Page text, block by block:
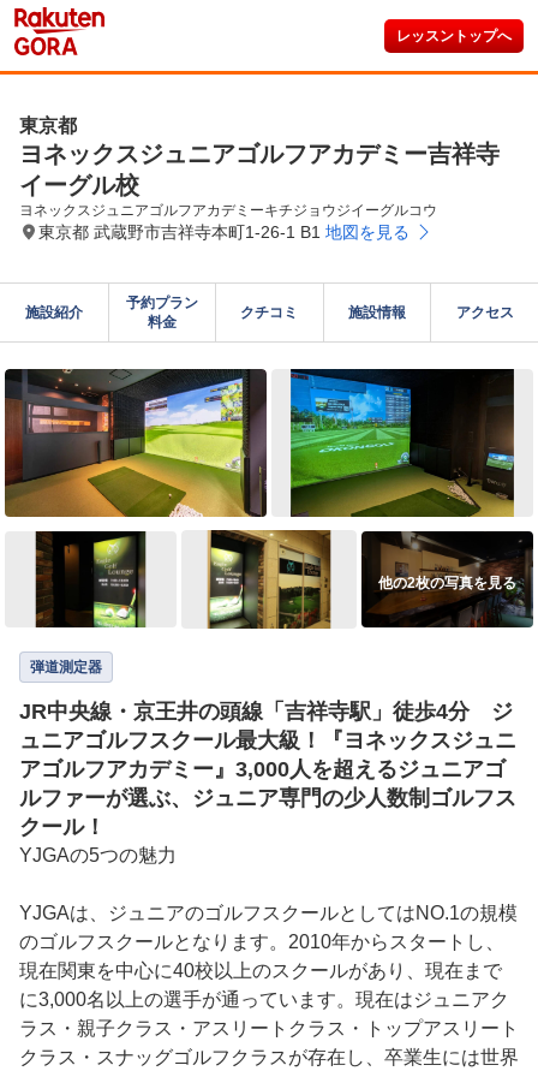
レッスントップへ
東京都
ヨネックスジュニアゴルフアカデミー吉祥寺
イーグル校
ヨネックスジュニアゴルフアカデミーキチジョウジイーグルコウ
東京都 武蔵野市吉祥寺本町1-26-1 B1 地図を見る
施設紹介
予約プラン
料金
クチコミ 施設情報 アクセス
他の2枚の写真を見る
弾道測定器
JR中央線・京王井の頭線「吉祥寺駅」徒歩4分 ジ
ュニアゴルフスクール最大級！『ヨネックスジュニ
アゴルフアカデミー』3,000人を超えるジュニアゴ
ルファーが選ぶ、ジュニア専門の少人数制ゴルフス
クール！
YJGAの5つの魅力
YJGAは、ジュニアのゴルフスクールとしてはNO.1の規模
のゴルフスクールとなります。2010年からスタートし、
現在関東を中心に40校以上のスクールがあり、現在まで
に3,000名以上の選手が通っています。現在はジュニアク
ラス・親子クラス・アスリートクラス・トップアスリート
クラス・スナッグゴルフクラスが存在し、卒業生には世界